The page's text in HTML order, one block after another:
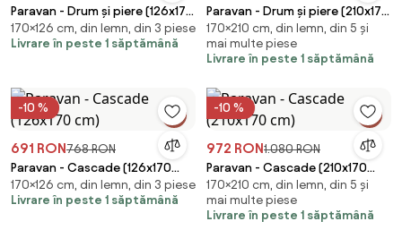
Paravan - Drum și piere (126x170
cm)
170×126 cm, din lemn, din 3 piese
Livrare în peste 1 săptămână
Paravan - Drum și piere (210x170
cm)
170×210 cm, din lemn, din 5 și
mai multe piese
Livrare în peste 1 săptămână
-10 %
691 RON768 RON
Paravan - Cascade (126x170
cm)
170×126 cm, din lemn, din 3 piese
Livrare în peste 1 săptămână
-10 %
972 RON1.080 RON
Paravan - Cascade (210x170
cm)
170×210 cm, din lemn, din 5 și
mai multe piese
Livrare în peste 1 săptămână